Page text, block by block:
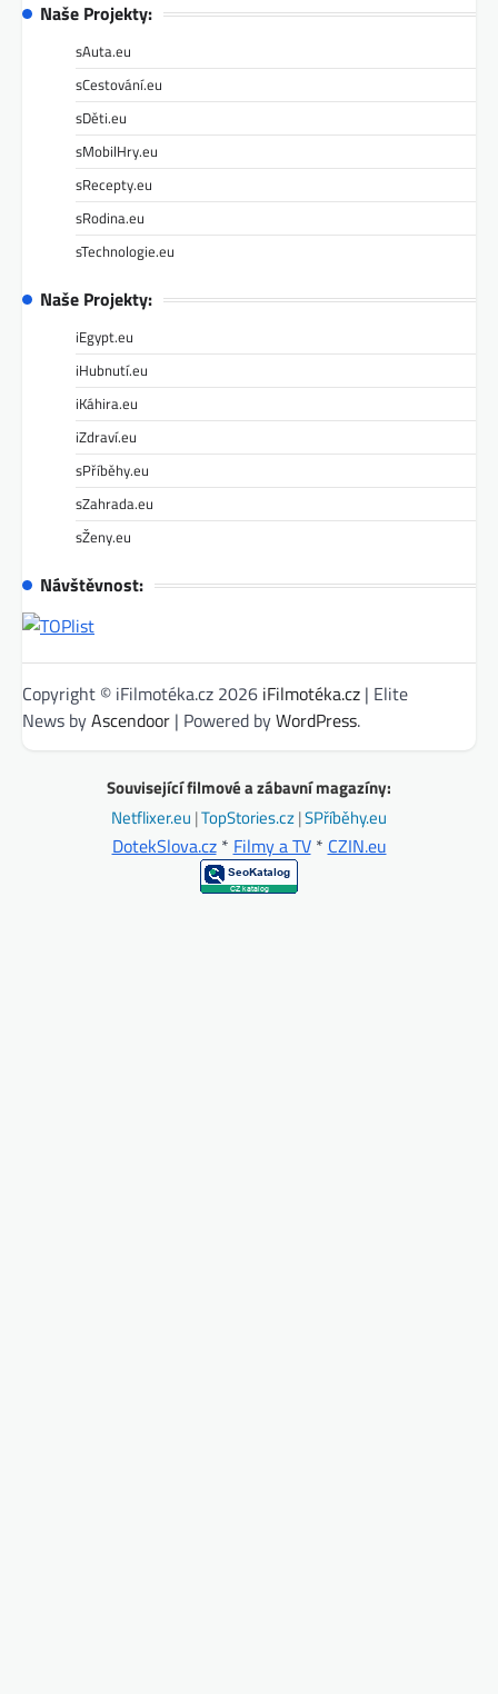
Naše Projekty:
sAuta.eu
sCestování.eu
sDěti.eu
sMobilHry.eu
sRecepty.eu
sRodina.eu
sTechnologie.eu
Naše Projekty:
iEgypt.eu
iHubnutí.eu
iKáhira.eu
iZdraví.eu
sPříběhy.eu
sZahrada.eu
sŽeny.eu
Návštěvnost:
Copyright © iFilmotéka.cz 2026 iFilmotéka.cz | Elite
News byAscendoor | Powered byWordPress.
Související filmové a zábavní magazíny:
Netflixer.eu |TopStories.cz|SPříběhy.eu
DotekSlova.cz* Filmy a TV* CZIN.eu